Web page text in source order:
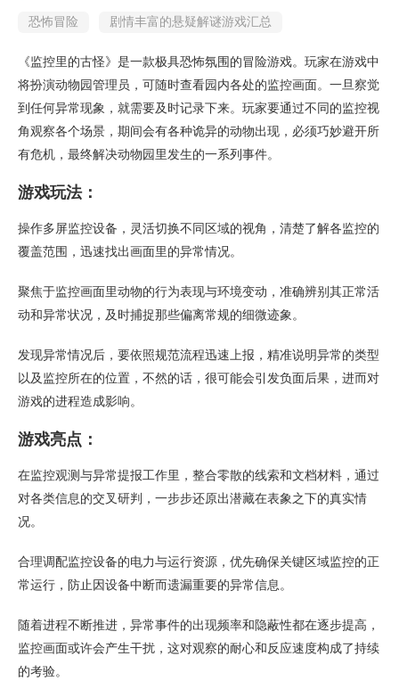
恐怖冒险 剧情丰富的悬疑解谜游戏汇总
《监控里的古怪》是一款极具恐怖氛围的冒险游戏。玩家在游戏中
将扮演动物园管理员，可随时查看园内各处的监控画面。一旦察觉
到任何异常现象，就需要及时记录下来。玩家要通过不同的监控视
角观察各个场景，期间会有各种诡异的动物出现，必须巧妙避开所
有危机，最终解决动物园里发生的一系列事件。
游戏玩法：
操作多屏监控设备，灵活切换不同区域的视角，清楚了解各监控的
覆盖范围，迅速找出画面里的异常情况。
聚焦于监控画面里动物的行为表现与环境变动，准确辨别其正常活
动和异常状况，及时捕捉那些偏离常规的细微迹象。
发现异常情况后，要依照规范流程迅速上报，精准说明异常的类型
以及监控所在的位置，不然的话，很可能会引发负面后果，进而对
游戏的进程造成影响。
游戏亮点：
在监控观测与异常提报工作里，整合零散的线索和文档材料，通过
对各类信息的交叉研判，一步步还原出潜藏在表象之下的真实情
况。
合理调配监控设备的电力与运行资源，优先确保关键区域监控的正
常运行，防止因设备中断而遗漏重要的异常信息。
随着进程不断推进，异常事件的出现频率和隐蔽性都在逐步提高，
监控画面或许会产生干扰，这对观察的耐心和反应速度构成了持续
的考验。